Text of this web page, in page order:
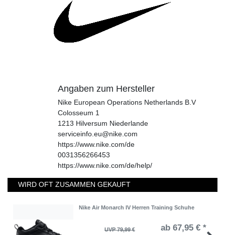
Angaben zum Hersteller
Nike European Operations Netherlands B.V
Colosseum 1
1213 Hilversum Niederlande
serviceinfo.eu@nike.com
https://www.nike.com/de
0031356266453
https://www.nike.com/de/help/
WIRD OFT ZUSAMMEN GEKAUFT
Nike Air Monarch IV Herren Training Schuhe
UVP 79,99 € ab 67,95 € *